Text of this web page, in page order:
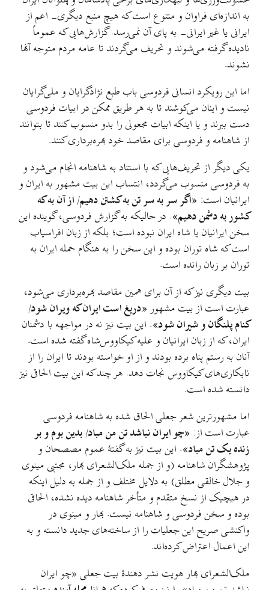
به اندازه‌ای فراوان و متنوع است که هیچ منبع دیگری- اعم از
ایرانی یا غیر ایرانی- به پای آن نمی‌رسد. گزارش‌هایی که عموماً
نادیده گرفته می‌شوند و تحریف می‌گردند تا عامه مردم متوجه آنها
نشوند.
اما این رویکرد انسانی فردوسی باب طبع نژادگرایان و ملی‌گرایان
نیست و اینان می‌کوشند تا به هر طریق ممکن در ابیات فردوسی
دست ببرند و یا اینکه ابیات مجعولی را بدو منسوب کنند تا بتوانند
از شاهنامه و فردوسی برای مقاصد خود بهره‌برداری کنند.
یکی دیگر از تحریف‌هایی که با استناد به شاهنامه انجام می‌شود و
به فردوسی منسوب می‌گردد، انتساب این بیت مشهور به ایران و
ایرانیان است: «اگر سر به سر تن به کشتن دهیم/ از آن به که
کشور به دشمن دهیم». در حالیکه به گزارش فردوسی، گوینده این
سخن ایرانیان یا شاه ایران نبوده است؛ بلکه از زبان افراسیاب
است که شاه توران بوده و این سخن را به هنگام حمله ایران به
توران بر زبان رانده است.
بیت دیگری نیز که از آن برای همین مقاصد بهره‌برداری می‌شود،
عبارت است از بیت مشهور «دریغ است ایران که ویران شود/
کنام پلنگان و شیران شود». این بیت نیز نه در مواجهه با دشمنان
ایران، که از زبان ایرانیان و علیه کیکاووس‌شاه گفته شده است.
آنان به رستم پناه برده بودند و از او خواسته بودند تا ایران را از
نابکاری‌های کیکاووس نجات دهد. هر چند که این بیت الحاقی نیز
دانسته شده است.
اما مشهورترین شعر جعلی الحاق شده به شاهنامه فردوسی
عبارت است از: «چو ایران نباشد تن من مباد/ بدین بوم و بر
زنده یک تن مباد». این بیت نیز به گفتهٔ عموم مصصحان و
پژوهشگران شاهنامه (و از جمله ملک‌الشعرای بهار، مجتبی مینوی
و جلال خالقی مطلق) به دلایل مختلف و از جمله به دلیل اینکه
در هیچیک از نسخ متقدم و متأخر شاهنامه دیده نشده، الحاقی
بوده و سخن فردوسی و شاهنامه نیست. بهار و مینوی در
واکنشی صریح این جعلیات را از ساخته‌های جدید دانسته و به
این اعمال اعتراض کرده‌اند.
ملک‌الشعرای بهار هویت نشر دهندهٔ بیت جعلی «چو ایران